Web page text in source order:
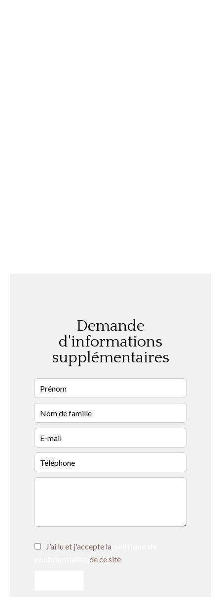
Demande
d'informations
supplémentaires
J’ai lu et j'accepte la
de ce site